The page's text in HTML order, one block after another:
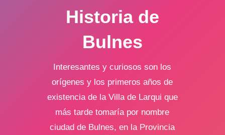
Historia de
Bulnes
Interesantes y curiosos son los
orígenes y los primeros años de
existencia de la Villade Larqui que
más tarde tomaría por nombre
ciudad de Bulnes, en la Provincia